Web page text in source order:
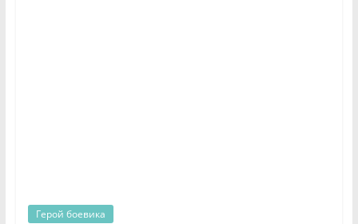
Герой боевика